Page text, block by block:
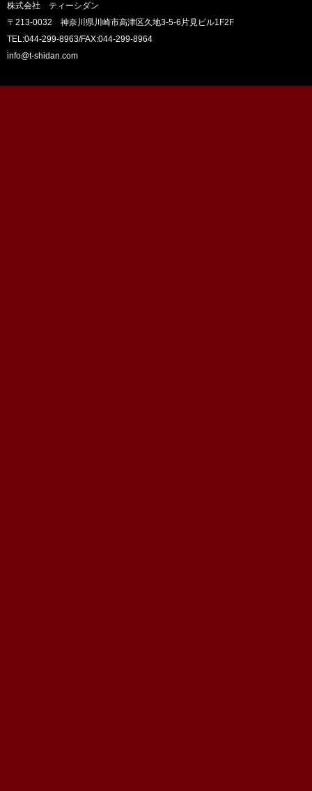
株式会社 ティーシダン
〒213-0032 神奈川県川崎市高津区久地3-5-6片見ビル1F2F
TEL:044-299-8963/FAX:044-299-8964
info@t-shidan.com